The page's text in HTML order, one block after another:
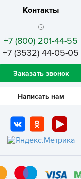
Контакты
+7 (800) 201-44-55
+7 (3532) 44-05-05
Заказать звонок
Написать нам